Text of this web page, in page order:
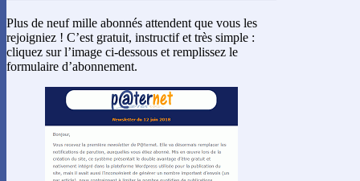
Plus de neuf mille abonnés attendent que vous les
rejoigniez ! C’est gratuit, instructif et très simple :
cliquez sur l’image ci-dessous et remplissez le
formulaire d’abonnement.